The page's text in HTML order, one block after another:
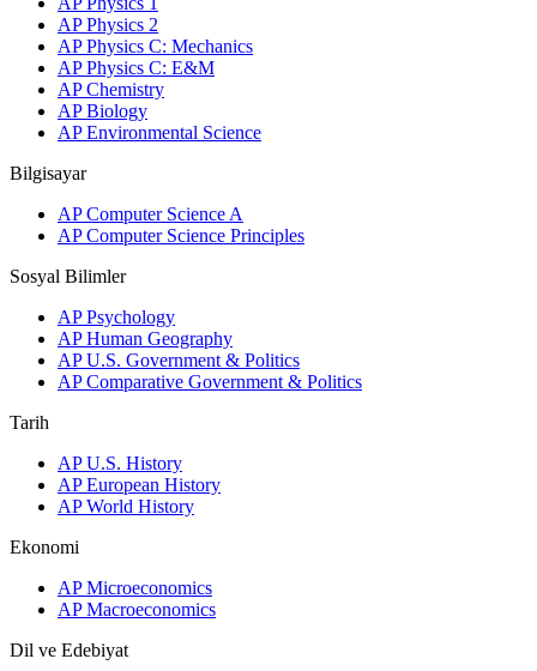
AP Physics 2
AP Physics C: Mechanics
AP Physics C: E&M
AP Chemistry
AP Biology
AP Environmental Science
Bilgisayar
AP Computer Science A
AP Computer Science Principles
Sosyal Bilimler
AP Psychology
AP Human Geography
AP U.S. Government & Politics
AP Comparative Government & Politics
Tarih
AP U.S. History
AP European History
AP World History
Ekonomi
AP Microeconomics
AP Macroeconomics
Dil ve Edebiyat